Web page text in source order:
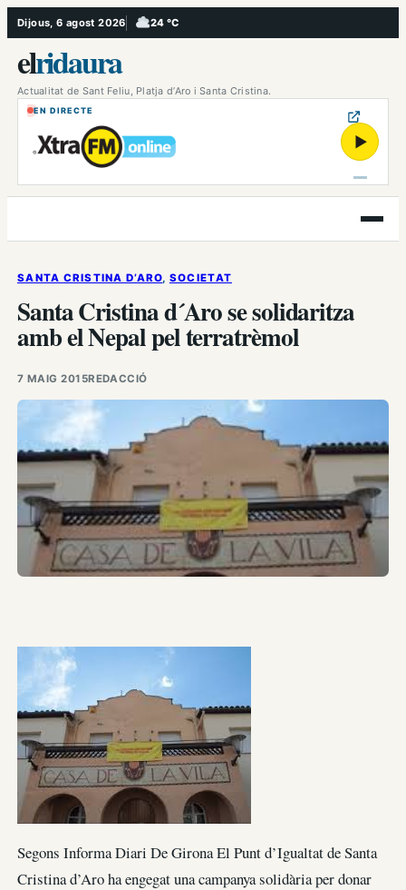
Vés
al
contingut
Dijous, 6 agost 2026 24 °C
, Ennuvolat
elridaura
Actualitat de Sant Feliu, Platja d’Aro i Santa Cristina.
EN DIRECTE
▶
Obre
el
SANTA CRISTINA D’ARO, SOCIETAT
Santa Cristina d´Aro se solidaritza
amb el Nepal pel terratrèmol
7 MAIG 2015REDACCIÓ
Segons Informa Diari De Girona El Punt d’Igualtat de Santa
Cristina d’Aro ha engegat una campanya solidària per donar